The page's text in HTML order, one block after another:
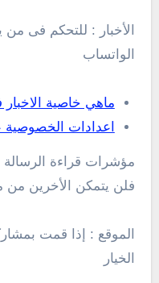
الأخبار : للتحكم فى
الواتساب
ماهي خاصية
اعدادات
مؤشرات قراءة الرسالة
فلن يتمكن الأخرين من
الموقع : إذا قمت
الخيار